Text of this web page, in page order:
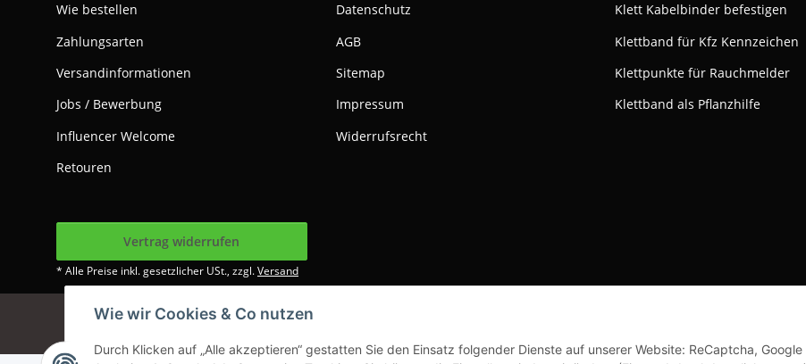
Wie wir Cookies & Co nutzen
Durch Klicken auf „Alle akzeptieren“ gestatten Sie den Einsatz folgender Dienste auf unserer Website: ReCaptcha, Google
Wie bestellen
Zahlungsarten
Versandinformationen
Jobs / Bewerbung
Influencer Welcome
Retouren
Datenschutz
AGB
Sitemap
Impressum
Widerrufsrecht
Klett Kabelbinder befestigen
Klettband für Kfz Kennzeichen
Klettpunkte für Rauchmelder
Klettband als Pflanzhilfe
Vertrag widerrufen
* Alle Preise inkl. gesetzlicher USt., zzgl.Versand
Google Analytics deaktivieren